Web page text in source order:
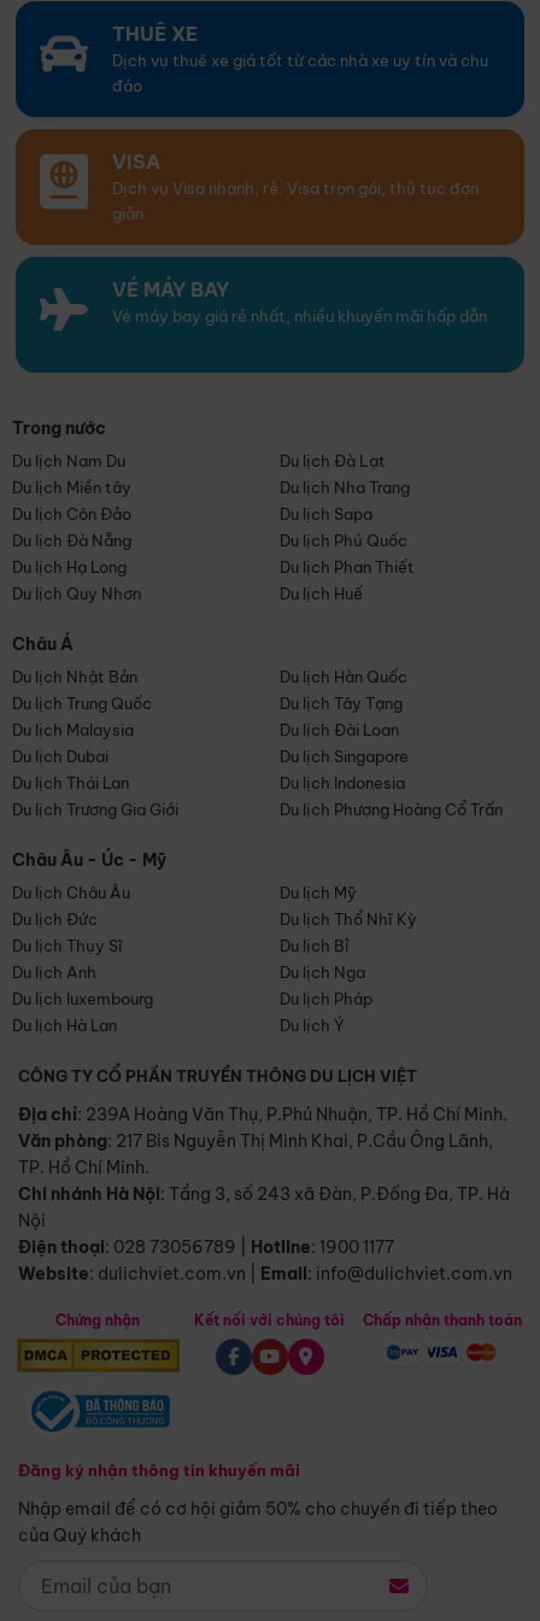
THUÊ XE
Dịch vụ thuê xe giá tốt từ các nhà xe uy tín và chu
đáo
VISA
Dịch vụ Visa nhanh, rẻ. Visa trọn gói, thủ tục đơn
giản
VÉ MÁY BAY
Vé máy bay giá rẻ nhất, nhiều khuyến mãi hấp dẫn
Trong nước
Du lịch Nam Du
Du lịch Đà Lạt
Du lịch Miền tây
Du lịch Nha Trang
Du lịch Côn Đảo
Du lịch Sapa
Du lịch Đà Nẵng
Du lịch Phú Quốc
Du lịch Hạ Long
Du lịch Phan Thiết
Du lịch Quy Nhơn
Du lịch Huế
Châu Á
Du lịch Nhật Bản
Du lịch Hàn Quốc
Du lịch Trung Quốc
Du lịch Tây Tạng
Du lịch Malaysia
Du lịch Đài Loan
Du lịch Dubai
Du lịch Singapore
Du lịch Thái Lan
Du lịch Indonesia
Du lịch Trương Gia Giới
Du lịch Phượng Hoàng Cổ Trấn
Châu Âu - Úc - Mỹ
Du lịch Châu Âu
Du lịch Mỹ
Du lịch Đức
Du lịch Thổ Nhĩ Kỳ
Du lịch Thụy Sĩ
Du lịch Bỉ
Du lịch Anh
Du lịch Nga
Du lịch luxembourg
Du lịch Pháp
Du lịch Hà Lan
Du lịch Ý
CÔNG TY CỔ PHẦN TRUYỀN THÔNG DU LỊCH VIỆT
Địa chỉ: 239A Hoàng Văn Thụ, P.Phú Nhuận, TP. Hồ Chí Minh.
Văn phòng: 217 Bis Nguyễn Thị Minh Khai, P.Cầu Ông Lãnh,
TP. Hồ Chí Minh.
Chi nhánh Hà Nội: Tầng 3, số 243 xã Đàn, P.Đống Đa, TP. Hà
Nội
Điện thoại: 028 73056789 Hotline: 1900 1177
Website: dulichviet.com.vn Email: info@dulichviet.com.vn
Chứng nhận
Đăng ký nhận thông tin khuyến mãi
Nhập email để có cơ hội giảm 50% cho chuyến đi tiếp theo
của Quý khách
Kết nối với chúng tôi Chấp nhận thanh toán